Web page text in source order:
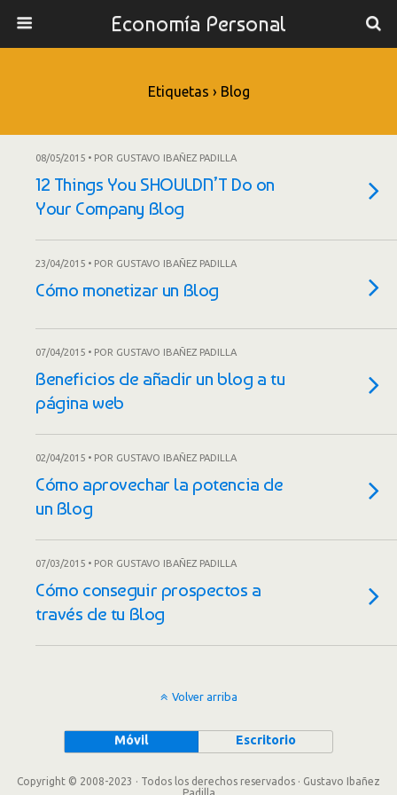
Economía Personal
Etiquetas › Blog
08/05/2015 • POR GUSTAVO IBAÑEZ PADILLA
12 Things You SHOULDN’T Do on
Your Company Blog
23/04/2015 • POR GUSTAVO IBAÑEZ PADILLA
Cómo monetizar un Blog
07/04/2015 • POR GUSTAVO IBAÑEZ PADILLA
Beneficios de añadir un blog a tu
página web
02/04/2015 • POR GUSTAVO IBAÑEZ PADILLA
Cómo aprovechar la potencia de
un Blog
07/03/2015 • POR GUSTAVO IBAÑEZ PADILLA
Cómo conseguir prospectos a
través de tu Blog
Volver arriba
Móvil Escritorio
Copyright © 2008-2023 · Todos los derechos reservados · Gustavo Ibañez